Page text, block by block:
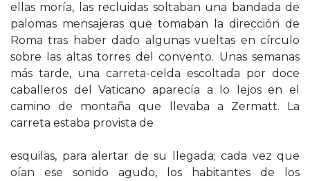
ellas moría, las recluidas soltaban una bandada de
palomas mensajeras que tomaban la dirección de
Roma tras haber dado algunas vueltas en círculo
sobre las altas torres del convento. Unas semanas
más tarde, una carreta-celda escoltada por doce
caballeros del Vaticano aparecía a lo lejos en el
camino de montaña que llevaba a Zermatt. La
carreta estaba provista de
esquilas, para alertar de su llegada; cada vez que
oían ese sonido agudo, los habitantes de los